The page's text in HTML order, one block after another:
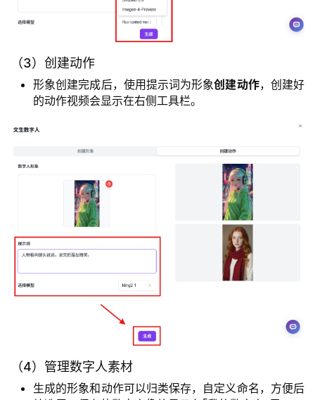
P
（3）创建动作
形象创建完成后，使用提示词为形象创建动作，创建好
的动作视频会显示在右侧工具栏。
（4）管理数字人素材
生成的形象和动作可以归类保存，自定义命名，方便后